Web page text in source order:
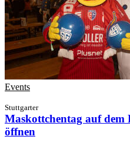
Events
Stuttgarter
Maskottchentag auf dem
öffnen